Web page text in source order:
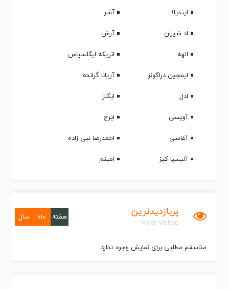
ایندیلا
آشر
اد شیران
آرش
الهه
انریکه ایگلسیاس
ایمجین دراگونز
آریانا گرانده
ادل
ایگلز
آویسی
ایرج
آغاسی
احمدرضا نبی زاده
آلیسیا کیز
امینم
پربازدیدترین
Most Visited
هفته ماه سال
متاسفم مطلبی برای نمایش وجود ندارد